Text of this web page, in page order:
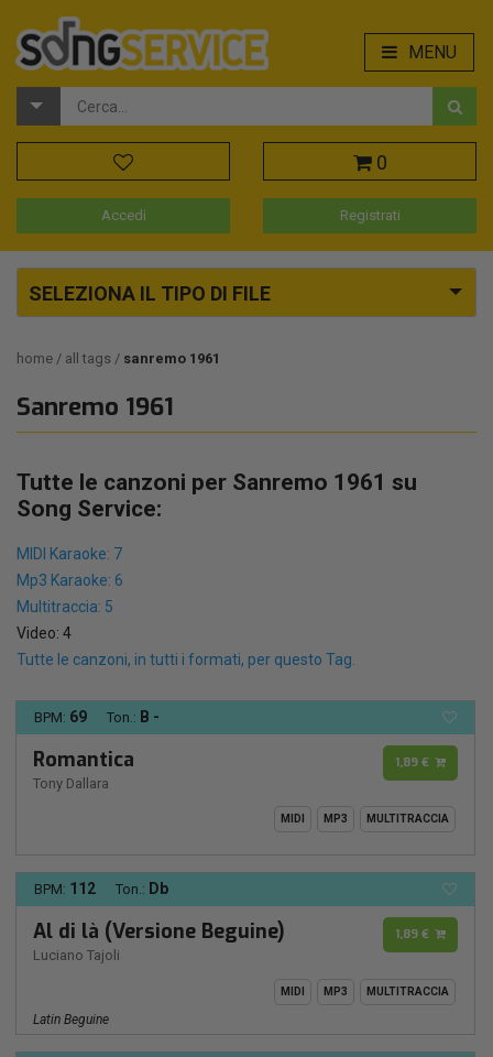
MENU
0
Accedi Registrati
SELEZIONA IL TIPO DI FILE
home all tags sanremo 1961
Sanremo 1961
Tutte le canzoni per Sanremo 1961 su
Song Service:
MIDI Karaoke: 7
Mp3 Karaoke: 6
Multitraccia: 5
Video: 4
Tutte le canzoni, in tutti i formati, per questo Tag.
BPM: 69 Ton.: B -
Romantica
Tony Dallara
1,89 €
MIDI MP3 MULTITRACCIA
BPM: 112 Ton.: Db
Al di là (Versione Beguine)
Luciano Tajoli
1,89 €
MIDI MP3 MULTITRACCIA
Latin Beguine